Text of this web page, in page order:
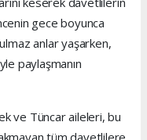
gece boyunca
anlar yaşarken,
paylaşmanın
ve Tüncar aileleri, bu
tüm davetlilere